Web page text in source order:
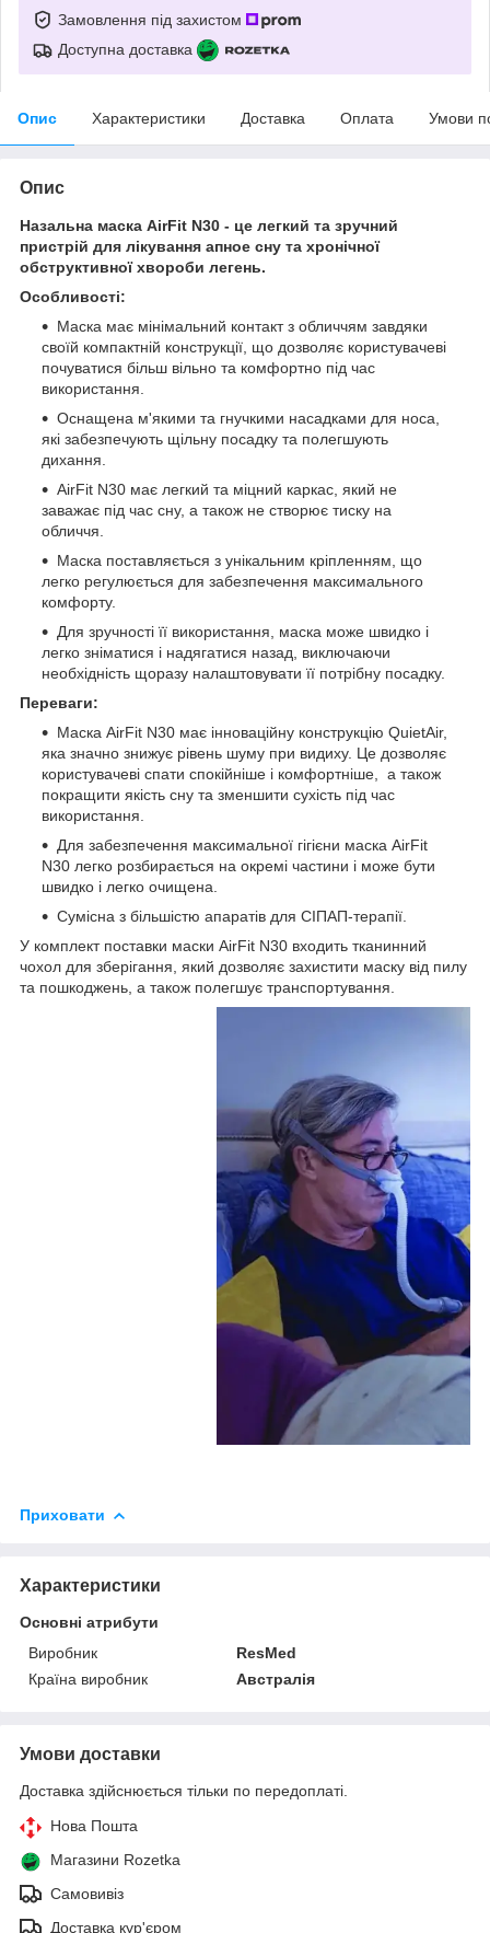
Замовлення під захистом
Доступна доставка
Опис Характеристики Доставка Оплата Умови
Опис
Назальна маска AirFit N30 - це легкий та зручний
пристрій для лікування апное сну та хронічної
обструктивної хвороби легень.
Особливості:
Маска має мінімальний контакт з обличчям завдяки
своїй компактній конструкції, що дозволяє користувачеві
почуватися більш вільно та комфортно під час
використання.
Оснащена м'якими та гнучкими насадками для носа,
які забезпечують щільну посадку та полегшують
дихання.
AirFit N30 має легкий та міцний каркас, який не
заважає під час сну, а також не створює тиску на
обличчя.
Маска поставляється з унікальним кріпленням, що
легко регулюється для забезпечення максимального
комфорту.
Для зручності її використання, маска може швидко і
легко зніматися і надягатися назад, виключаючи
необхідність щоразу налаштовувати її потрібну посадку.
Переваги:
Маска AirFit N30 має інноваційну конструкцію QuietAir,
яка значно знижує рівень шуму при видиху. Це дозволяє
користувачеві спати спокійніше і комфортніше, а також
покращити якість сну та зменшити сухість під час
використання.
Для забезпечення максимальної гігієни маска AirFit
N30 легко розбирається на окремі частини і може бути
швидко і легко очищена.
Сумісна з більшістю апаратів для СІПАП-терапії.
У комплект поставки маски AirFit N30 входить тканинний
чохол для зберігання, який дозволяє захистити маску від пилу
та пошкоджень, а також полегшує транспортування.
Приховати
Характеристики
Основні атрибути
Виробник
ResMed
Країна виробник
Австралія
Умови доставки
Доставка здійснюється тільки по передоплаті.
Нова Пошта
Магазини Rozetka
Самовивіз
Доставка кур'єром